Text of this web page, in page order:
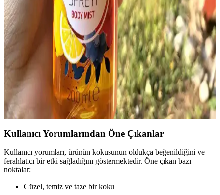
Kadın Vücut Spreyi Karşılaştırması
İki popüler kadın vücut spreyi olan Avon Attraction Sensation ve
Bargello No.122'nin detaylı karşılaştırmasıyla, kokular, kalıcılık ve
kullanım alanları hakkında bilgi edinin.
Vücut Spreyi Seçimi ve Kullanımı Hakkında
Bilmeniz Gerekenler
Vücut spreyi seçerken dikkat edilmesi gerekenler, farklı kokular ve
markalar, doğru kullanım ipuçları ve sağlıklı içeriklerin önemi
hakkında detaylar içerir.
Kullanıcı Yorumlarından Öne Çıkanlar
Kullanıcı yorumları, ürünün kokusunun oldukça beğenildiğini ve
ferahlatıcı bir etki sağladığını göstermektedir. Öne çıkan bazı
noktalar:
Güzel, temiz ve taze bir koku